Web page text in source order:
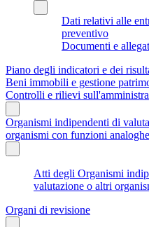
Dati relativi alle
preventivo
Documenti e
Piano degli indicatori e dei
Beni immobili e gestione
Controlli e rilievi
Organismi indipendenti di
organismi con funzioni analoghe
Atti degli Organismi
valutazione o altri
Organi di revisione